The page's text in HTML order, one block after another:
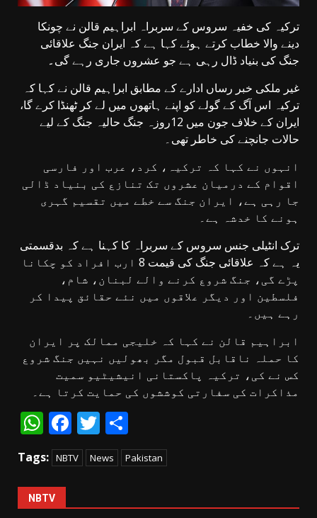
ترکیہ کی خفیہ سروس کے سربراہ ابراہیم قالن نے چونکا
دینے والا خطاب کرتے ہوئے کہا ہے کہ ایران جنگ علاقائی
جنگ کی بنیاد ڈال رہی ہے جو عشروں جاری رہے گی۔
غیر ملکی خبر رساں ادارے کے مطابق ابراہیم قالن نے کہا کہ
ترکیہ اس آگ کے گولے کو اپنے ہاتھوں میں لے کر ٹھنڈا کرے گا،
ایران کے خلاف جون میں 12روزہ جنگ حالیہ جنگ کے لیے
حالات جانچنے کی خاطر تھی۔
انہوں نے کہا کہ ترکیہ، کرد، عرب اور فارسی
اقوام کے درمیان عشروں تک تنازع کی بنیاد ڈالی
جا رہی ہے، ایران جنگ سے خطے میں تقسیم گہری
ہونے کا خدشہ ہے۔
ترک انٹیلی جنس سروس کے سربراہ کا کہنا ہے کہ بدقسمتی
یہ ہے کہ علاقائی جنگ کی قیمت 8 ارب افراد کو چکانا
پڑے گی، جنگ شروع کرنے والے لبنان، شام،
فلسطین اور دیگر علاقوں میں نئے حقائق پیدا کر
رہے ہیں۔
ابراہیم قالن نے کہا کہ خلیجی ممالک پر ایران
کا حملہ ناقابل قبول مگر بھولیں نہیں جنگ شروع
کس نے کی، ترکیہ پاکستانی انیشیٹیو سمیت
مذاکرات کی سفارتی کوششوں کی حمایت کرتا ہے۔
WhatsApp
Facebook
Twitter
Tags: NBTV News Pakistan
NBTV